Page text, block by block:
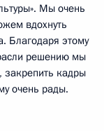
Мы очень
вдохнуть
Благодаря этому
решению мы
закрепить кадры
очень рады.